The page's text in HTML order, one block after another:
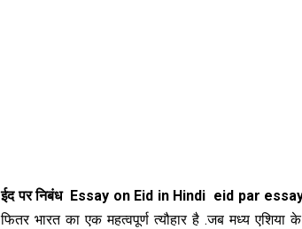
ईद पर निबंध Essay on Eid in Hindi eid par
फितर भारत का एक महत्वपूर्ण त्यौहार है .जब मध्य